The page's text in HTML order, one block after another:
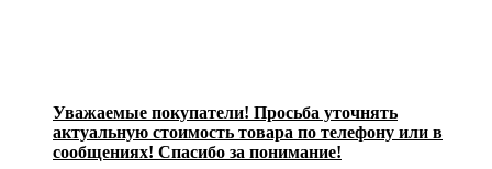
Уважаемые покупатели! Просьба уточнять
актуальную стоимость товара по телефону или в
сообщениях! Спасибо за понимание!